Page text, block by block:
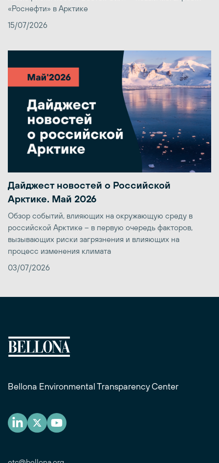
«Роснефти» в Арктике
15/07/2026
Дайджест новостей о Российской
Арктике. Май 2026
Обзор событий, влияющих на окружающую среду в
российской Арктике – в первую очередь факторов,
вызывающих риски загрязнения и влияющих на
процесс изменения климата
03/07/2026
Bellona Environmental Transparency Center